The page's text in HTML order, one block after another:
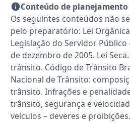
Conteúdo de planejamento
Os seguintes conteúdos não
pelo preparatório: Lei
Legislação do Servidor Público
de dezembro de 2005. Lei
trânsito. Código de Trânsito
Nacional de Trânsito:
trânsito. Infrações e
trânsito, segurança e
veículos – deveres e